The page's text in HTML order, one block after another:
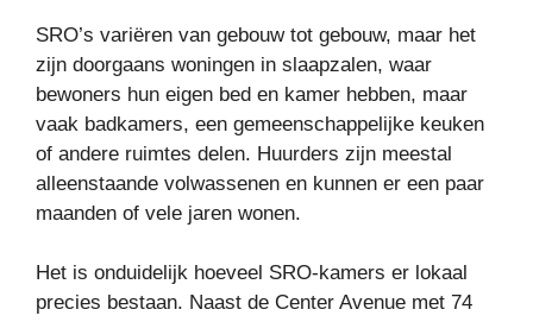
SRO’s variëren van gebouw tot gebouw, maar het
zijn doorgaans woningen in slaapzalen, waar
bewoners hun eigen bed en kamer hebben, maar
vaak badkamers, een gemeenschappelijke keuken
of andere ruimtes delen. Huurders zijn meestal
alleenstaande volwassenen en kunnen er een paar
maanden of vele jaren wonen.
Het is onduidelijk hoeveel SRO-kamers er lokaal
precies bestaan. Naast de Center Avenue met 74